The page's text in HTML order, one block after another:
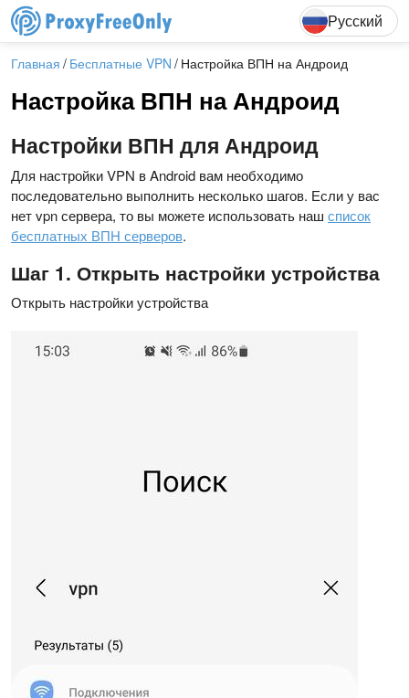
EnglishDeutsch
Русский
Главная Бесплатные VPN Настройка ВПН на Андроид
Настройка ВПН на Андроид
Настройки ВПН для Андроид
Для настройки VPN в Android вам необходимо
последовательно выполнить несколько шагов. Если у вас
нет vpn сервера, то вы можете использовать наш список
бесплатных ВПН серверов.
Шаг 1. Открыть настройки устройства
Открыть настройки устройства